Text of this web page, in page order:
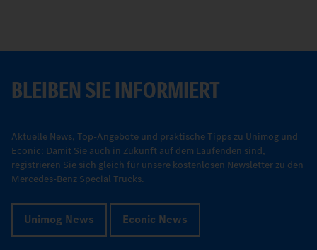
BLEIBEN SIE INFORMIERT
Aktuelle News, Top-Angebote und praktische Tipps zu Unimog und
Econic: Damit Sie auch in Zukunft auf dem Laufenden sind,
registrieren Sie sich gleich für unsere kostenlosen Newsletter zu den
Mercedes-Benz Special Trucks.
Unimog News Econic News